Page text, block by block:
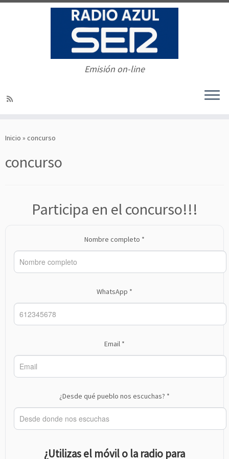
Emisión on-line
Inicio » concurso
concurso
Participa en el concurso!!!
Nombre completo *
WhatsApp *
Email *
¿Desde qué pueblo nos escuchas? *
¿Utilizas el móvil o la radio para